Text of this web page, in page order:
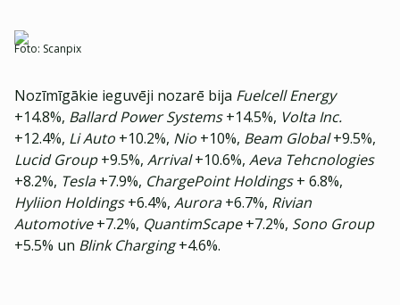
Foto: Scanpix
Nozīmīgākie ieguvēji nozarē bija Fuelcell Energy
+14.8%, Ballard Power Systems+14.5%, Volta Inc.
+12.4%, Li Auto +10.2%, Nio +10%, Beam Global+9.5%,
Lucid Group+9.5%, Arrival+10.6%, Aeva Tehcnologies
+8.2%, Tesla+7.9%, ChargePoint Holdings+ 6.8%,
Hyliion Holdings+6.4%, Aurora+6.7%, Rivian
Automotive+7.2%, QuantimScape+7.2%, Sono Group
+5.5% un Blink Charging+4.6%.